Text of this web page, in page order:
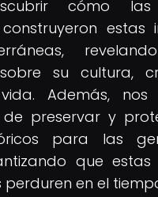
cómo las
construyeron estas
su cultura,
Además,
preservar y
para las
que estas
en el